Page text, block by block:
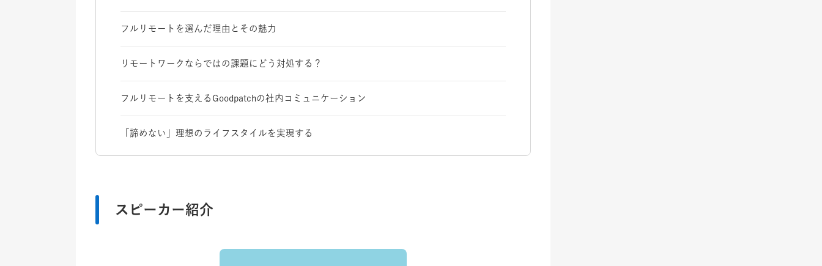
フルリモートを選んだ理由とその魅力
リモートワークならではの課題にどう対処する？
フルリモートを支えるGoodpatchの社内コミュニケーション
「諦めない」理想のライフスタイルを実現する
スピーカー紹介